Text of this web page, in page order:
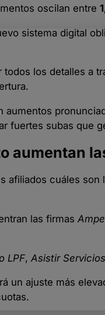
oscilan entre
sistema digital
los detalles a
aumentos
fuertes subas que
aumentan
afiliados cuáles
las firmas
LPF, Asistir Servicios
un ajuste más